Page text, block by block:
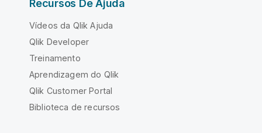
Recursos De Ajuda
Vídeos da Qlik Ajuda
Qlik Developer
Treinamento
Aprendizagem do Qlik
Qlik Customer Portal
Biblioteca de recursos